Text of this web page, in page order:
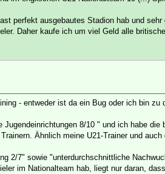
perfekt ausgebautes Stadion hab und
Daher kaufe ich um viel Geld alle
- entweder ist da ein Bug oder ich bin zu
Jugendeinrichtungen 8/10 " und ich habe
Ähnlich meine U21-Trainer und
2/7" sowie "unterdurchschnittliche
im Nationalteam hab, liegt nur daran,